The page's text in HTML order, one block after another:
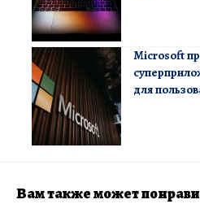
Microsoft
для
Вам также может